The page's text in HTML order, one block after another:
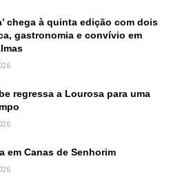
chega à quinta edição com dois
gastronomia e convívio em
regressa a Lourosa para uma
em Canas de Senhorim